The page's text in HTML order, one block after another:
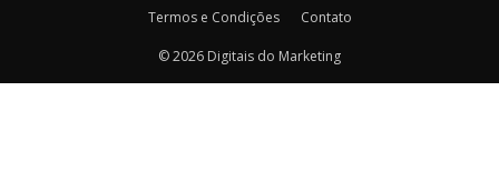
Termos e Condições Contato
© 2026 Digitais do Marketing